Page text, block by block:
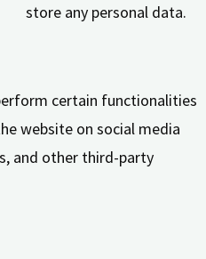
store any personal data.
certain functionalities
website on social media
and other third-party